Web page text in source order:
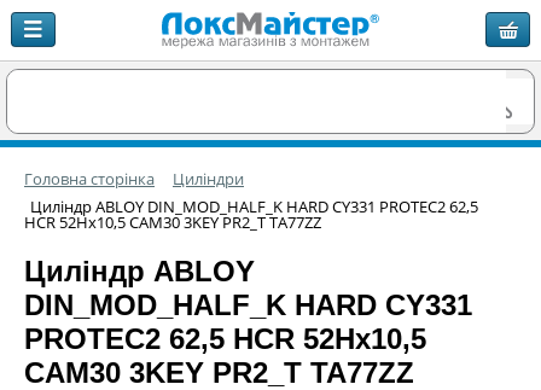
Головна сторінка
Циліндри
Циліндр ABLOY DIN_MOD_HALF_K HARD CY331 PROTEC2 62,5
HCR 52Hx10,5 CAM30 3KEY PR2_T TA77ZZ
Циліндр ABLOY
DIN_MOD_HALF_K HARD CY331
PROTEC2 62,5 HCR 52Hx10,5
CAM30 3KEY PR2_T TA77ZZ